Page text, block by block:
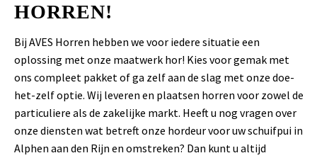
HORREN!
Bij AVES Horren hebben we voor iedere situatie een
oplossing met onze maatwerk hor! Kies voor gemak met
ons compleet pakket of ga zelf aan de slag met onze doe-
het-zelf optie. Wij leveren en plaatsen horren voor zowel de
particuliere als de zakelijke markt. Heeft u nog vragen over
onze diensten wat betreft onze hordeur voor uw schuifpui in
Alphen aan den Rijn en omstreken? Dan kunt u altijd